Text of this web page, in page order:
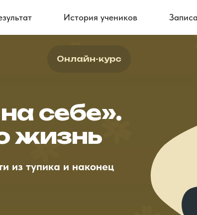
История учеников
себе».
жизнь
из тупика и наконец
Онлайн-курс